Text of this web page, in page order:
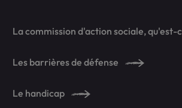
Les barrières de défense
Le handicap